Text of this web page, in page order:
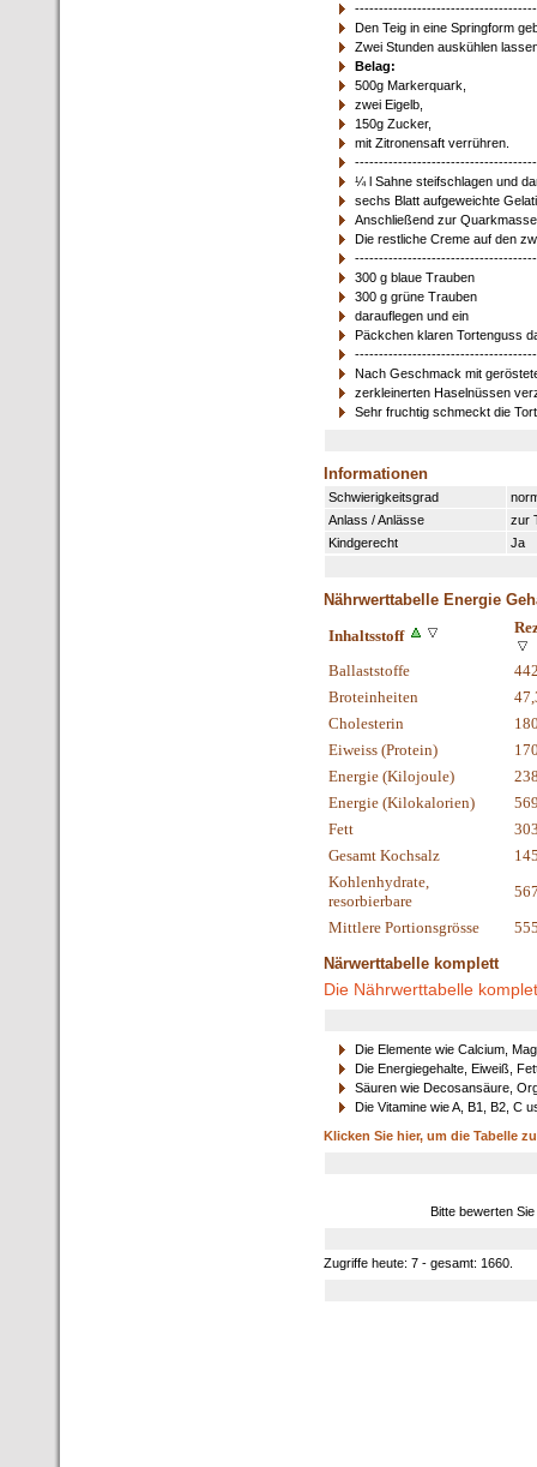
Den Teig in eine Springform
Zwei Stunden auskühlen
Belag:
500g Markerquark,
zwei Eigelb,
150g Zucker,
mit Zitronensaft verrühren.
¼ l Sahne steifschlagen und
sechs Blatt aufgeweichte
Anschließend zur
Die restliche Creme auf den
300 g blaue Trauben
300 g grüne Trauben
darauflegen und ein
Päckchen klaren Tortenguss
Nach Geschmack mit
zerkleinerten Haselnüssen
Sehr fruchtig schmeckt die
Informationen
Schwierigkeitsgrad
Anlass / Anlässe
zur
Kindgerecht
Ja
Nährwerttabelle Energie
Inhaltsstoff
Ballaststoffe
Broteinheiten
Cholesterin
Eiweiss (Protein)
Energie (Kilojoule)
Energie (Kilokalorien)
Fett
Gesamt Kochsalz
Kohlenhydrate,
resorbierbare
Mittlere Portionsgrösse
Närwerttabelle komplett
Die Nährwerttabelle
Die Elemente wie Calcium,
Die Energiegehalte, Eiweiß,
Säuren wie Decosansäure,
Die Vitamine wie A, B1, B2, C
Klicken Sie hier, um die Tabelle
Bitte bewerten
Zugriffe heute: 7 - gesamt: 1660.